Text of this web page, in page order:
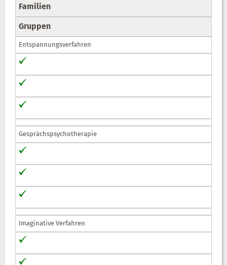
Familien
Gruppen
Entspannungsverfahren
Gesprächspsychotherapie
Imaginative Verfahren